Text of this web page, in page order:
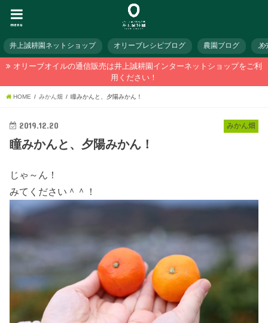
menu
井上誠耕園ネットショップ オリーブレシピブログ 農園ブログ メ
オリーブオイルの通信販売は井上誠耕園インターネットショップをご利
用ください！
HOME みかん畑 瞳みかんと、夕陽みかん！
みかん畑
2019.12.20
瞳みかんと、夕陽みかん！
じゃ～ん！
みてください＾＾！